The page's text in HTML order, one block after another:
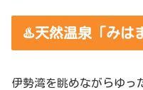
♨️天然温泉「みは
伊勢湾を眺めながらゆっ